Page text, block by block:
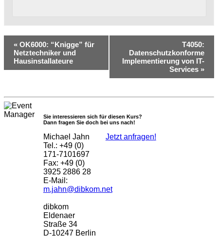
« OK6000: “Knigge” für
Netztechniker und
Hausinstallateure
T4050:
Datenschutzkonforme
Implementierung von IT-
Services »
Sie interessieren sich für diesen Kurs?
Dann fragen Sie doch bei uns nach!
Michael Jahn
Tel.: +49 (0)
171-7101697
Fax: +49 (0)
3925 2886 28
E-Mail:
m.jahn@dibkom.net
dibkom
Eldenaer
Straße 34
D-10247 Berlin
Jetzt anfragen!